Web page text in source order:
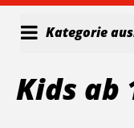
Kategorie
Kids ab